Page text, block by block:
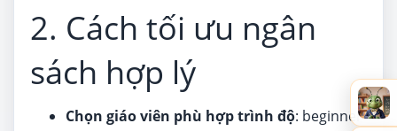
2. Cách tối ưu ngân
sách hợp lý
Chọn giáo viên phù hợp trình độ: beginner